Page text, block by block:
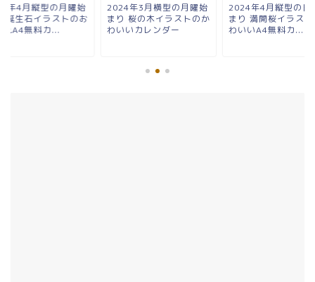
年4月縦型の月曜始
誕生石イラストのお
れA4無料カ...
2024年3月横型の月曜始
まり 桜の木イラストのか
わいいカレンダー
2024年4月縦型の日
まり 満開桜イラス
わいいA4無料カ...